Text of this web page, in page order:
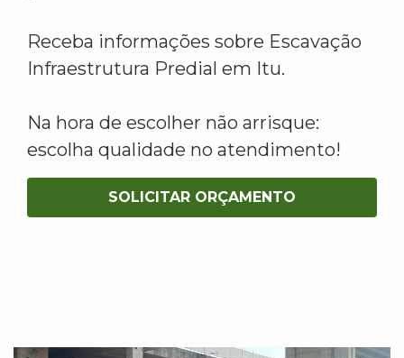
Receba informações sobre Escavação
Infraestrutura Predial em Itu.
Na hora de escolher não arrisque:
escolha qualidade no atendimento!
SOLICITAR ORÇAMENTO